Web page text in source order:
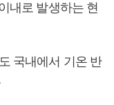
내로 발생하는 현
국내에서 기온 반